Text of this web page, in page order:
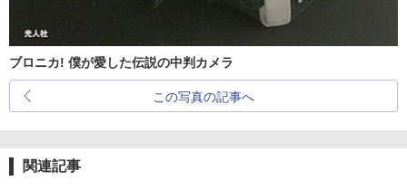
ブロニカ! 僕が愛した伝説の中判カメラ
この写真の記事へ
関連記事